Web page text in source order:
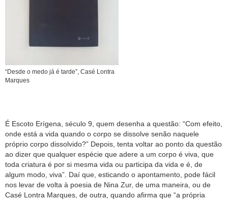
“Desde o medo já é tarde”, Casé Lontra
Marques
É Escoto Erígena, século 9, quem desenha a questão: “Com efeito,
onde está a vida quando o corpo se dissolve senão naquele
próprio corpo dissolvido?” Depois, tenta voltar ao ponto da questão
ao dizer que qualquer espécie que adere a um corpo é viva, que
toda criatura é por si mesma vida ou participa da vida e é, de
algum modo, viva”. Daí que, esticando o apontamento, pode fácil
nos levar de volta à poesia de Nina Zur, de uma maneira, ou de
Casé Lontra Marques, de outra, quando afirma que “a própria